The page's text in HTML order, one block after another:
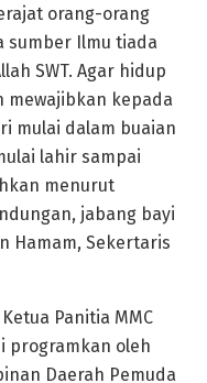
orang-orang
sumber Ilmu tiada
SWT. Agar hidup
mewajibkan kepada
mulai dalam buaian
lahir sampai
menurut
jabang bayi
Hamam, Sekertaris
Panitia MMC
programkan oleh
Daerah Pemuda